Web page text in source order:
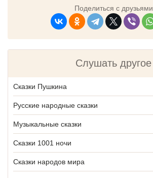
Поделиться с друзьями
Слушать другое
Сказки Пушкина
Русские народные сказки
Музыкальные сказки
Сказки 1001 ночи
Сказки народов мира